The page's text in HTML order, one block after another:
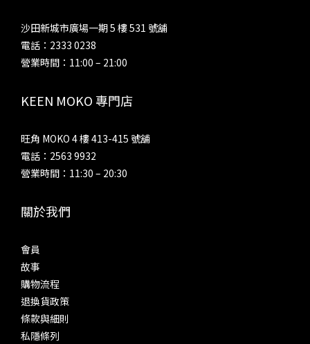
沙田新城市廣場一期 5 樓 531 號舖
電話：2333 0238
營業時間：11:00 – 21:00
KEEN MOKO 專門店
旺角 MOKO 4 樓 413-415 號舖
電話：2563 9932
營業時間：11:30 – 20:30
關於我們
會員
故事
購物流程
退換貨政策
條款與細則
私隱條列